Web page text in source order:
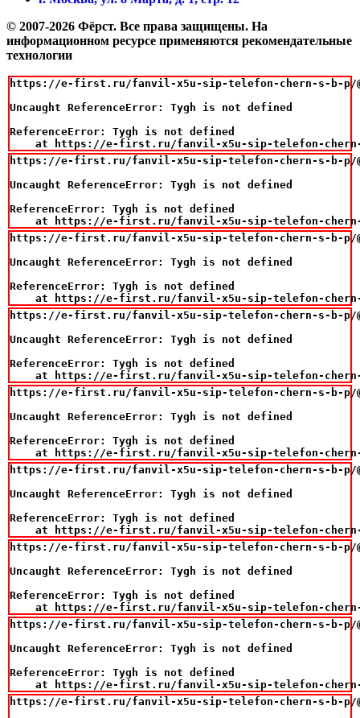
© 2007-2026 Фёрст. Все права защищены. На
информационном ресурсе применяются рекомендательные
технологии
https://e-first.ru/fanvil-x5u-sip-telefon-chern-s-b-p/
Uncaught ReferenceError: Tygh is not defined
ReferenceError: Tygh is not defined
at https://e-first.ru/fanvil-x5u-sip-telefon-
https://e-first.ru/fanvil-x5u-sip-telefon-chern-s-b-p/
Uncaught ReferenceError: Tygh is not defined
ReferenceError: Tygh is not defined
at https://e-first.ru/fanvil-x5u-sip-telefon-
https://e-first.ru/fanvil-x5u-sip-telefon-chern-s-b-p/
Uncaught ReferenceError: Tygh is not defined
ReferenceError: Tygh is not defined
at https://e-first.ru/fanvil-x5u-sip-telefon-
https://e-first.ru/fanvil-x5u-sip-telefon-chern-s-b-p/
Uncaught ReferenceError: Tygh is not defined
ReferenceError: Tygh is not defined
at https://e-first.ru/fanvil-x5u-sip-telefon-
https://e-first.ru/fanvil-x5u-sip-telefon-chern-s-b-p/
Uncaught ReferenceError: Tygh is not defined
ReferenceError: Tygh is not defined
at https://e-first.ru/fanvil-x5u-sip-telefon-
https://e-first.ru/fanvil-x5u-sip-telefon-chern-s-b-p/
Uncaught ReferenceError: Tygh is not defined
ReferenceError: Tygh is not defined
at https://e-first.ru/fanvil-x5u-sip-telefon-
https://e-first.ru/fanvil-x5u-sip-telefon-chern-s-b-p/
Uncaught ReferenceError: Tygh is not defined
ReferenceError: Tygh is not defined
at https://e-first.ru/fanvil-x5u-sip-telefon-
https://e-first.ru/fanvil-x5u-sip-telefon-chern-s-b-p/
Uncaught ReferenceError: Tygh is not defined
ReferenceError: Tygh is not defined
at https://e-first.ru/fanvil-x5u-sip-telefon-
https://e-first.ru/fanvil-x5u-sip-telefon-chern-s-b-p/